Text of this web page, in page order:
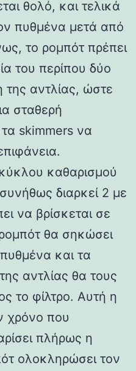
θολό, και τελικά
πυθμένα μετά από
το ρομπότ πρέπει
του περίπου δύο
αντλίας, ώστε
σταθερή
skimmers να
καθαρισμού
διαρκεί 2 με
να βρίσκεται σε
θα σηκώσει
και τα
αντλίας θα τους
το φίλτρο. Αυτή η
χρόνο που
πλήρως η
ολοκληρώσει τον